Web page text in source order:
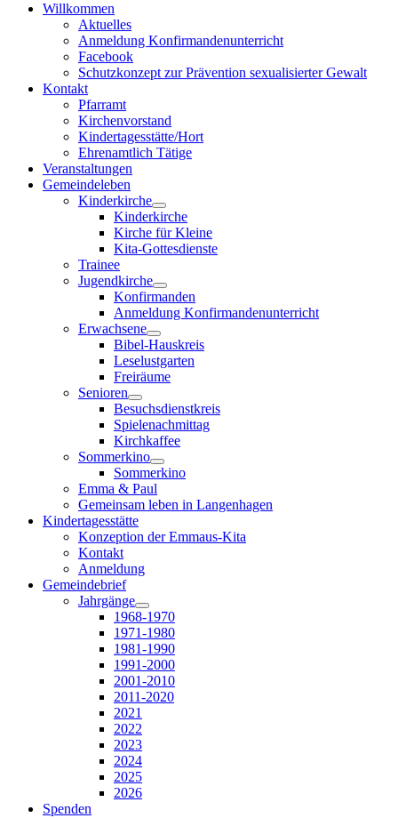
Willkommen
Aktuelles
Anmeldung Konfirmandenunterricht
Facebook
Schutzkonzept zur Prävention sexualisierter Gewalt
Kontakt
Pfarramt
Kirchenvorstand
Kindertagesstätte/Hort
Ehrenamtlich Tätige
Veranstaltungen
Gemeindeleben
Kinderkirche
Kinderkirche
Kirche für Kleine
Kita-Gottesdienste
Trainee
Jugendkirche
Konfirmanden
Anmeldung Konfirmandenunterricht
Erwachsene
Bibel-Hauskreis
Leselustgarten
Freiräume
Senioren
Besuchsdienstkreis
Spielenachmittag
Kirchkaffee
Sommerkino
Sommerkino
Emma & Paul
Gemeinsam leben in Langenhagen
Kindertagesstätte
Konzeption der Emmaus-Kita
Kontakt
Anmeldung
Gemeindebrief
Jahrgänge
1968-1970
1971-1980
1981-1990
1991-2000
2001-2010
2011-2020
2021
2022
2023
2024
2025
2026
Spenden